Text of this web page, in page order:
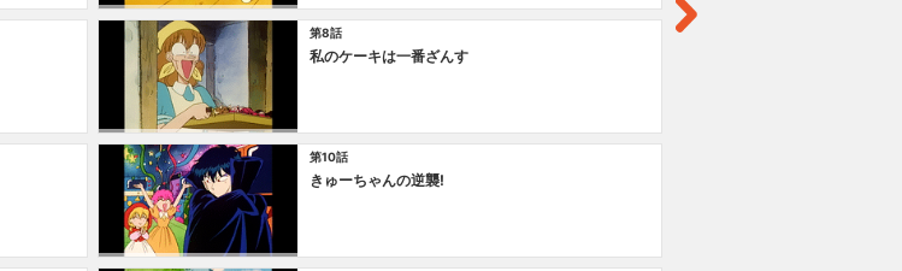
第8話
私のケーキは一番ざんす
第10話
きゅーちゃんの逆襲!